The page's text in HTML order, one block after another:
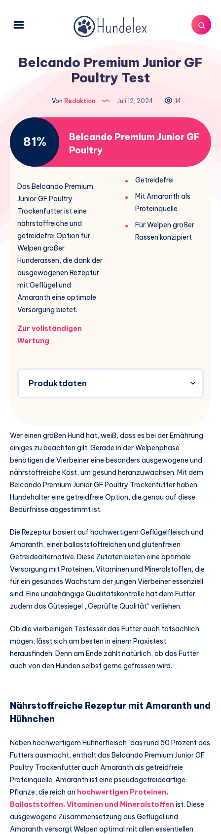
Belcando Premium Junior GF
Poultry Test
Von Redaktion Juli 12, 2024 14
81%
Belcando Premium Junior GF
Poultry
Das Belcando Premium
Junior GF Poultry
Trockenfutter ist eine
nährstoffreiche und
getreidefrei Option für
Welpen großer
Hunderassen, die dank der
ausgewogenen Rezeptur
mit Geflügel und
Amaranth eine optimale
Versorgung bietet.
Zur vollständigen
Wertung
Getreidefrei
Mit Amaranth als
Proteinquelle
Für Welpen großer
Rassen konzipiert
Produktdaten
Wer einen großen Hund hat, weiß, dass es bei der Ernährung
einiges zu beachten gilt. Gerade in der Welpenphase
benötigen die Vierbeiner eine besonders ausgewogene und
nährstoffreiche Kost, um gesund heranzuwachsen. Mit dem
Belcando Premium Junior GF Poultry Trockenfutter haben
Hundehalter eine getreidfreie Option, die genau auf diese
Bedürfnisse abgestimmt ist.
Die Rezeptur basiert auf hochwertigem Geflügelfleisch und
Amaranth, einer ballaststoffreichen und glutenfreien
Getreidealternative. Diese Zutaten bieten eine optimale
Versorgung mit Proteinen, Vitaminen und Mineralstoffen, die
für ein gesundes Wachstum der jungen Vierbeiner essenziell
sind. Eine unabhängige Qualitätskontrolle hat dem Futter
zudem das Gütesiegel „Geprüfte Qualität“ verliehen.
Ob die vierbeinigen Testesser das Futter auch tatsächlich
mögen, lässt sich am besten in einem Praxistest
herausfinden. Denn am Ende zählt natürlich, ob das Futter
auch von den Hunden selbst gerne gefressen wird.
Nährstoffreiche Rezeptur mit Amaranth und
Hühnchen
Neben hochwertigem Hühnerfleisch, das rund 50 Prozent des
Futters ausmacht, enthält das Belcando Premium Junior GF
Poultry Trockenfutter auch Amaranth als getreidfreie
Proteinquelle. Amaranth ist eine pseudogetreideartige
Pflanze, die reich an hochwertigen Proteinen,
Ballaststoffen, Vitaminen und Mineralstoffen ist. Diese
ausgewogene Zusammensetzung aus Geflügel und
Amaranth versorgt Welpen optimal mit allen essentiellen